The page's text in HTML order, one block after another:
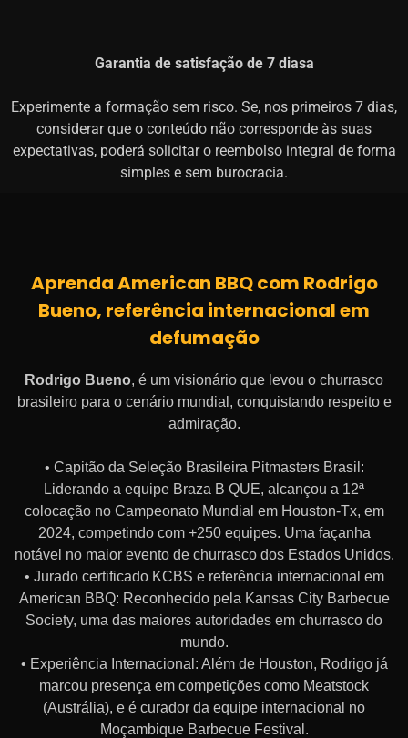
Garantia de satisfação de 7 diasa
Experimente a formação sem risco. Se, nos primeiros 7 dias,
considerar que o conteúdo não corresponde às suas
expectativas, poderá solicitar o reembolso integral de forma
simples e sem burocracia.
Aprenda American BBQ com Rodrigo
Bueno, referência internacional em
defumação
Rodrigo Bueno, é um visionário que levou o churrasco
brasileiro para o cenário mundial, conquistando respeito e
admiração.
• Capitão da Seleção Brasileira Pitmasters Brasil:
Liderando a equipe Braza B QUE, alcançou a 12ª
colocação no Campeonato Mundial em Houston-Tx, em
2024, competindo com +250 equipes. Uma façanha
notável no maior evento de churrasco dos Estados Unidos.
• Jurado certificado KCBS e referência internacional em
American BBQ: Reconhecido pela Kansas City Barbecue
Society, uma das maiores autoridades em churrasco do
mundo.
• Experiência Internacional: Além de Houston, Rodrigo já
marcou presença em competições como Meatstock
(Austrália), e é curador da equipe internacional no
Moçambique Barbecue Festival.